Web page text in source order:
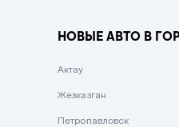
Вишневый
НОВЫЕ АВТО В
Актау
Жезказган
Петропавловск